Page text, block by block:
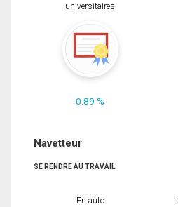
universitaires
0.89 %
Navetteur
SE RENDRE AU TRAVAIL
En auto